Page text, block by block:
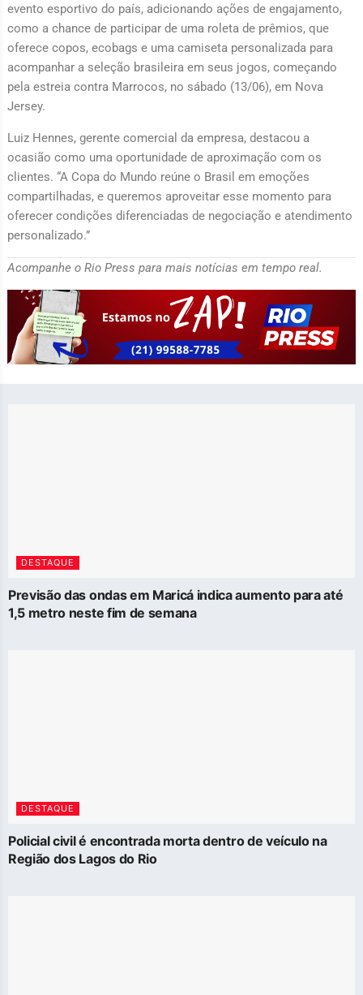
evento esportivo do país, adicionando ações de engajamento,
como a chance de participar de uma roleta de prêmios, que
oferece copos, ecobags e uma camiseta personalizada para
acompanhar a seleção brasileira em seus jogos, começando
pela estreia contra Marrocos, no sábado (13/06), em Nova
Jersey.
Luiz Hennes, gerente comercial da empresa, destacou a
ocasião como uma oportunidade de aproximação com os
clientes. “A Copa do Mundo reúne o Brasil em emoções
compartilhadas, e queremos aproveitar esse momento para
oferecer condições diferenciadas de negociação e atendimento
personalizado.”
Acompanhe o Rio Press para mais notícias em tempo real.
DESTAQUE
Previsão das ondas em Maricá indica aumento para até
1,5 metro neste fim de semana
DESTAQUE
Policial civil é encontrada morta dentro de veículo na
Região dos Lagos do Rio